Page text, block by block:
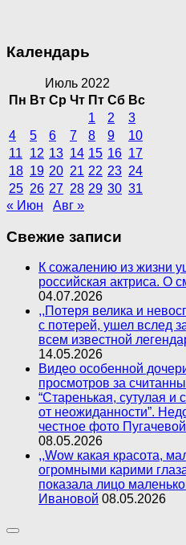
Календарь
Июль 2022
Пн Вт Ср Чт Пт Сб Вс
1
2
3
4
5 6 7 8 9
10
11
12 13 14 15 16 17
18 19 20 21 22 23 24
25 26 27 28 29 30 31
« Июн
Авг »
Свежие записи
К сожалению из жизни
российская актриса. О
04.07.2026
,,Потеря велика и
с потерей, ушел вслед
всем известной
14.05.2026
Видео особенной
просмотров за
“Старенькая, сутулая и
от неожиданности”.
честное фото
08.05.2026
,,Wow какая красота,
огромными карими
показала лицо
Ивановой 08.05.2026